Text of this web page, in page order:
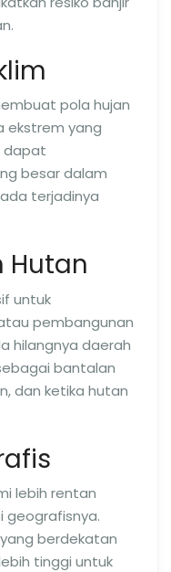
pola hujan
ekstrem yang
dapat
besar dalam
terjadinya
Hutan
untuk
pembangunan
hilangnya daerah
bantalan
dan ketika hutan
lebih rentan
geografisnya.
berdekatan
tinggi untuk